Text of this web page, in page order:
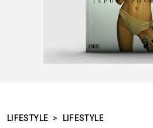
LIFESTYLE > LIFESTYLE